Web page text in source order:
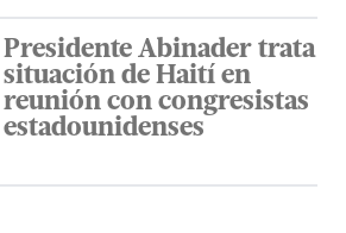
Presidente Abinader trata
situación de Haití en
reunión con congresistas
estadounidenses